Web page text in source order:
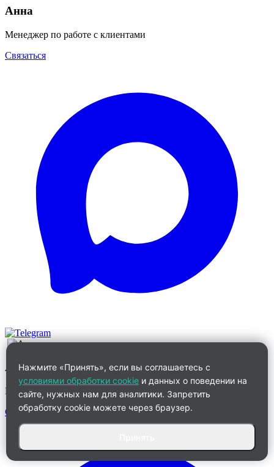
Анна
Менеджер по работе с клиентами
Связаться
Алевтина
Менеджер по работе с клиентами
Связаться
Нажмите «Принять», если вы соглашаетесь с
условиями обработки cookie и данных о поведении на
сайте, нужных нам для аналитики. Запретить
обработку cookie можете через браузер.